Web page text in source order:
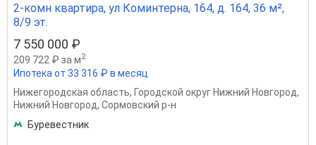
2-комн квартира, ул Коминтерна, 164, д. 164, 36 м²,
8/9 эт.
7 550 000 ₽
209 722 ₽ за м2
Ипотека от 33 316 ₽ в месяц
Нижегородская область, Городской округ Нижний Новгород,
Нижний Новгород, Сормовский р-н
Буревестник